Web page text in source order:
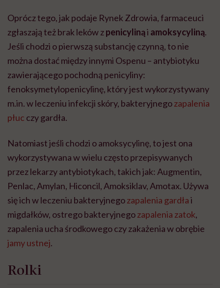
Oprócz tego, jak podaje Rynek Zdrowia, farmaceuci
zgłaszają też brak leków zpenicylinąi amoksycyliną.
Jeśli chodzi o pierwszą substancję czynną, to nie
można dostać między innymi Ospenu – antybiotyku
zawierającego pochodną penicyliny:
fenoksymetylopenicylinę, który jest wykorzystywany
m.in. w leczeniu infekcji skóry, bakteryjnegozapalenia
płuc czy gardła.
Natomiast jeśli chodzi o amoksycylinę, to jest ona
wykorzystywana w wielu często przepisywanych
przez lekarzy antybiotykach, takich jak: Augmentin,
Penlac, Amylan, Hiconcil, Amoksiklav, Amotax. Używa
się ich w leczeniu bakteryjnegozapalenia gardłai
migdałków, ostrego bakteryjnegozapalenia zatok,
zapalenia ucha środkowego czy zakażenia w obrębie
jamy ustnej.
Rolki